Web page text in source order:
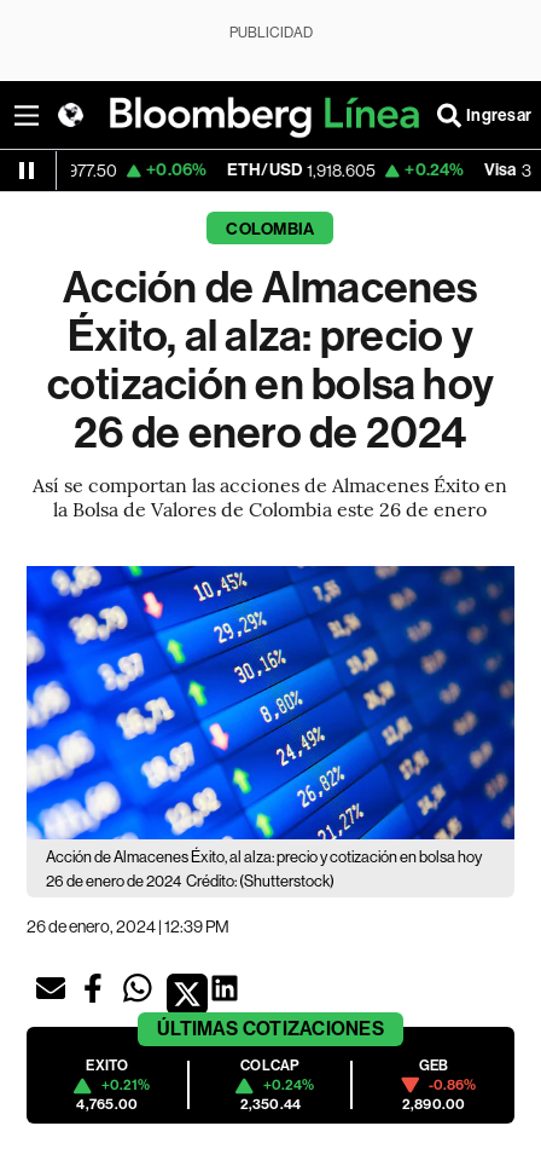
PUBLICIDAD
Ingresar
+0.06% ETH/USD 1,918.605 +0.24% Visa 362.50 -
COLOMBIA
Acción de Almacenes
Éxito, al alza: precio y
cotización en bolsa hoy
26 de enero de 2024
Así se comportan las acciones de Almacenes Éxito en
la Bolsa de Valores de Colombia este 26 de enero
Acción de Almacenes Éxito, al alza: precio y cotización en bolsa hoy
26 de enero de 2024 Crédito: (Shutterstock)
26 de enero, 2024 | 12:39 PM
ÚLTIMAS COTIZACIONES
EXITO
+0.21%
4,765.00
COLCAP
+0.24%
2,350.44
GEB
-0.86%
2,890.00